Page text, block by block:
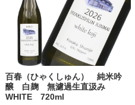
百春（ひゃくしゅん） 純米吟
醸 白麹 無濾過生直汲み
WHITE 720ml